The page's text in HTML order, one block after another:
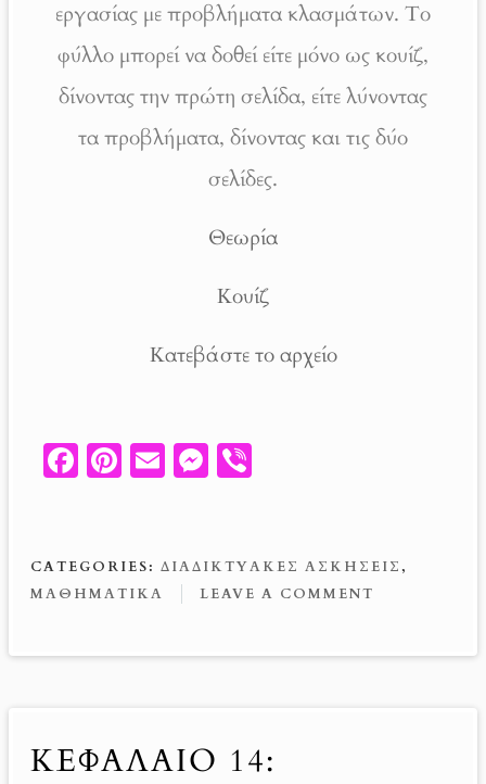
εργασίας με προβλήματα κλασμάτων. Το
φύλλο μπορεί να δοθεί είτε μόνο ως κουίζ,
δίνοντας την πρώτη σελίδα, είτε λύνοντας
τα προβλήματα, δίνοντας και τις δύο
σελίδες.
Θεωρία
Κουίζ
Κατεβάστε το αρχείο
Fa
o
o
Pi
es
t
E M
n
g
CATEGORIES: ΔΙΑΔΙΚΤΥΑΚΈΣ ΑΣΚΉΣΕΙΣ ,
ΜΑΘΗΜΑΤΙΚΆ
LEAVE A COMMENT
ΚΕΦΑΛΑΙΟ 14: